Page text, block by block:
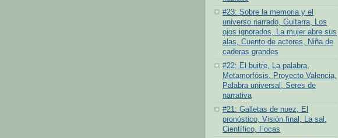
#23: Sobre la memoria y el
universo narrado, Guitarra, Los
ojos ignorados, La mujer abre sus
alas, Cuento de actores, Niña de
caderas grandes
#22: El buitre, La palabra,
Metamorfósis, Proyecto Valencia,
Palabra universal, Seres de
narrativa
#21: Galletas de nuez, El
pronóstico, Visión final, La sal,
Científico, Focas